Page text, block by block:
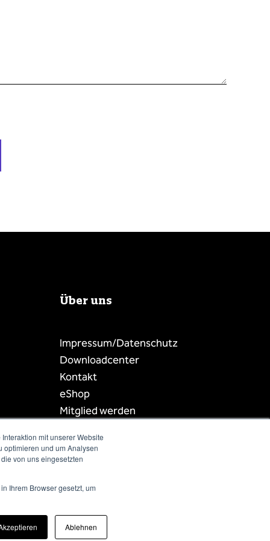
mit unserer Website
optimieren und um Analysen
von uns eingesetzten
Ihrem Browser gesetzt, um
Ablehnen
Über uns
Impressum/Datenschutz
Downloadcenter
Kontakt
eShop
Mitglied werden
Mitgliederliste